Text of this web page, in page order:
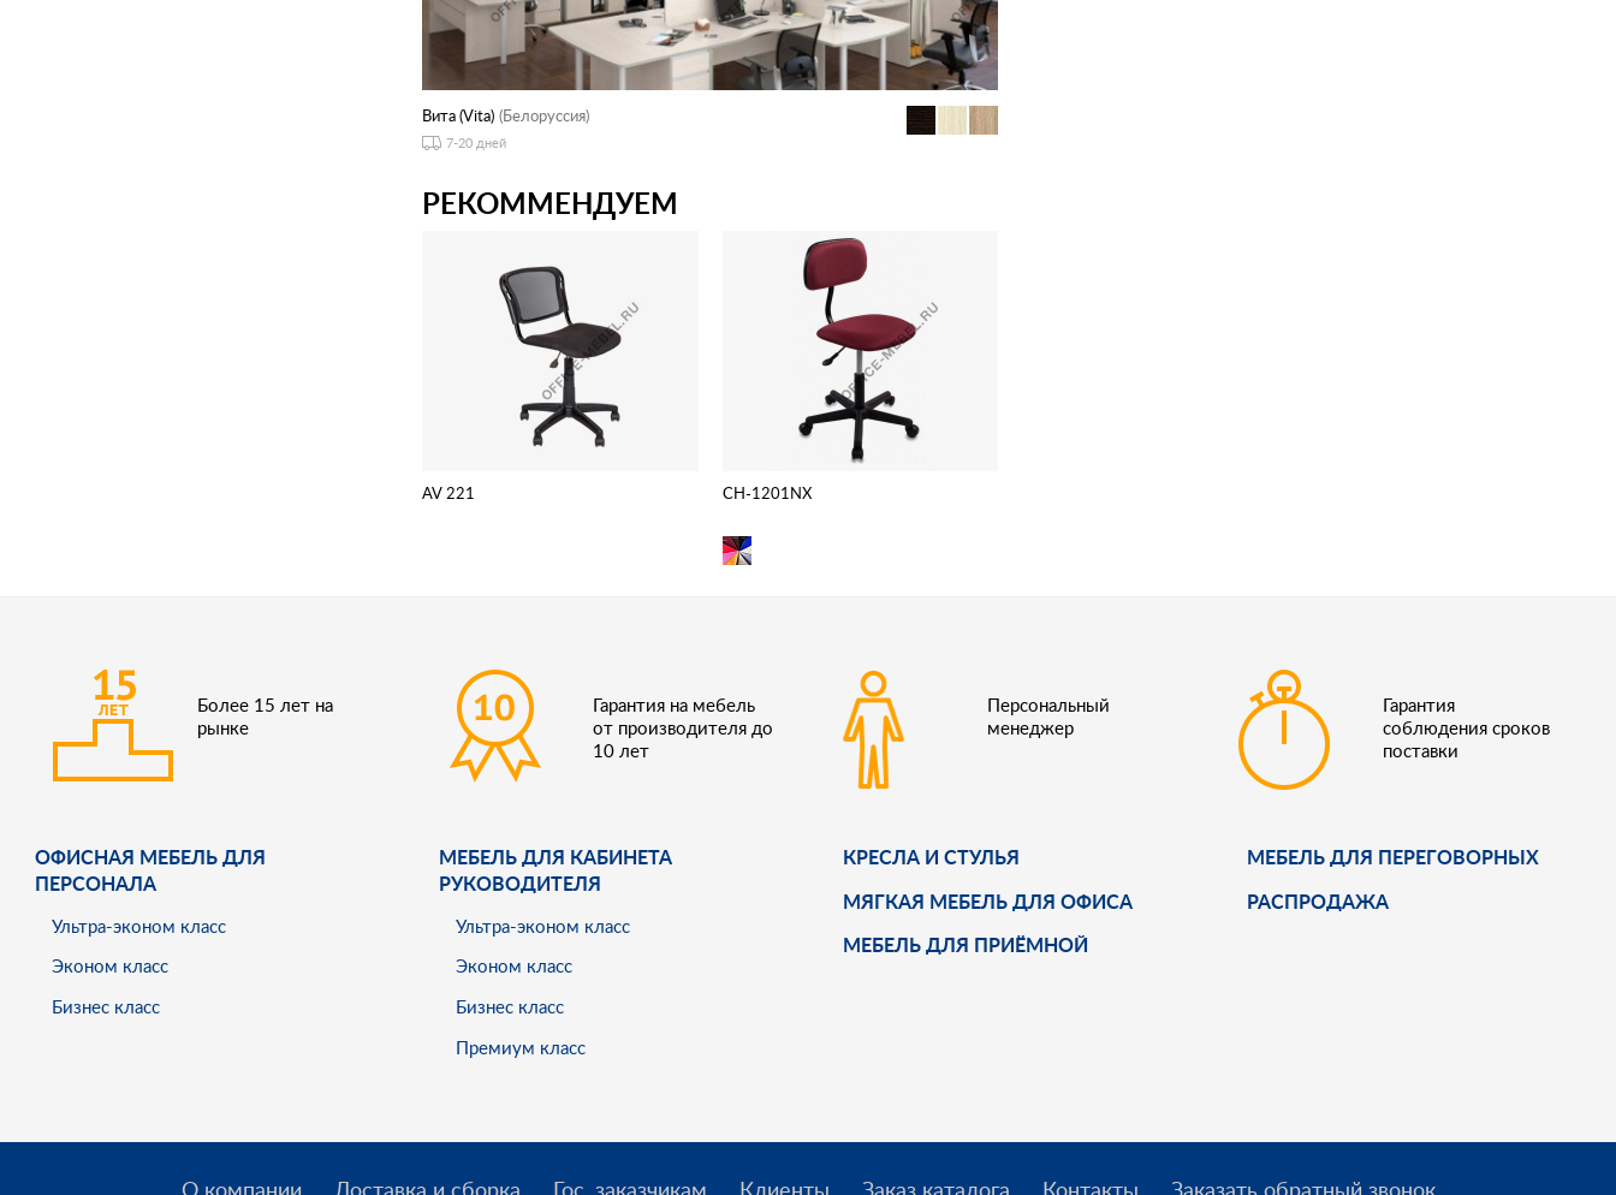
Вита (Vita) (Белоруссия)
7-20 дней
РЕКОММЕНДУЕМ
AV 221 CH-1201NX
Более 15 лет на
рынке
Гарантия на мебель
от производителя до
10 лет
Персональный
менеджер
Гарантия
соблюдения сроков
поставки
ОФИСНАЯ МЕБЕЛЬ ДЛЯ
ПЕРСОНАЛА
Ультра-эконом класс
Эконом класс
Бизнес класс
МЕБЕЛЬ ДЛЯ КАБИНЕТА
РУКОВОДИТЕЛЯ
Ультра-эконом класс
Эконом класс
Бизнес класс
Премиум класс
КРЕСЛА И СТУЛЬЯ
МЯГКАЯ МЕБЕЛЬ ДЛЯ ОФИСА
МЕБЕЛЬ ДЛЯ ПРИЁМНОЙ
МЕБЕЛЬ ДЛЯ ПЕРЕГОВОРНЫХ
РАСПРОДАЖА